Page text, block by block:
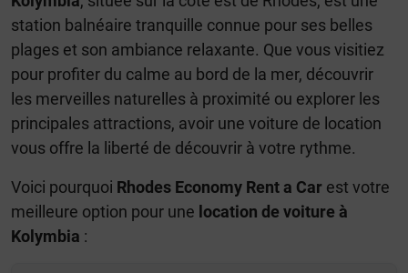
station balnéaire tranquille connue pour ses belles
plages et son ambiance relaxante. Que vous visitiez
pour profiter du calme au bord de la mer, découvrir
les merveilles naturelles à proximité ou explorer les
principales attractions, avoir une voiture de location
vous offre la liberté de découvrir à votre rythme.
Voici pourquoi Rhodes Economy Rent a Car est votre
meilleure option pour une location de voiture à
Kolymbia :